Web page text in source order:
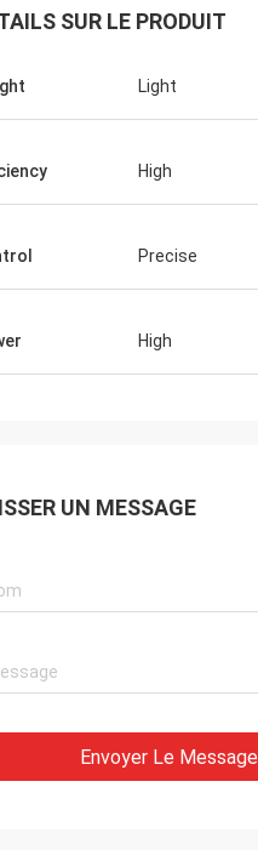
SUR LE PRODUIT
Light
High
Precise
High
UN MESSAGE
Envoyer Le Message